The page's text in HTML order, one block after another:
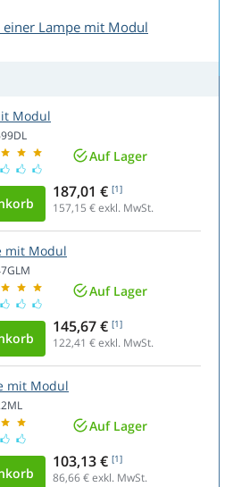
einer Lampe mit Modul
Modul
Auf Lager
187,01 € [1]
157,15 € exkl. MwSt.
mit Modul
Auf Lager
145,67 € [1]
122,41 € exkl. MwSt.
mit Modul
Auf Lager
103,13 € [1]
86,66€ exkl. MwSt.